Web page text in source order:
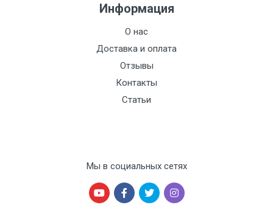
Информация
О нас
Доставка и оплата
Отзывы
Контакты
Статьи
Мы в социальных сетях